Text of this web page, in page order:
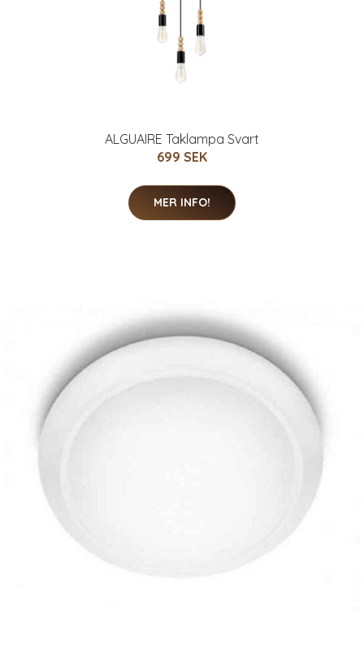
ALGUAIRE Taklampa Svart
699 SEK
MER INFO!